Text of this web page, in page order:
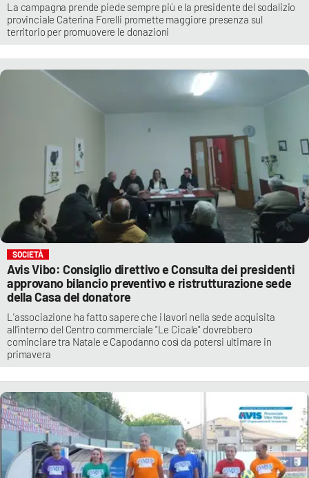
La campagna prende piede sempre più e la presidente del sodalizio
provinciale Caterina Forelli promette maggiore presenza sul
territorio per promuovere le donazioni
SOCIETÀ
Avis Vibo: Consiglio direttivo e Consulta dei presidenti
approvano bilancio preventivo e ristrutturazione sede
della Casa del donatore
L'associazione ha fatto sapere che i lavori nella sede acquisita
all'interno del Centro commerciale "Le Cicale" dovrebbero
cominciare tra Natale e Capodanno così da potersi ultimare in
primavera